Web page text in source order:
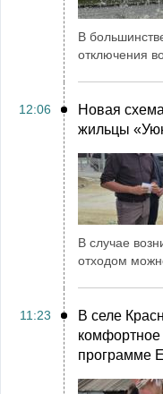
В
отключения
12:06
Новая
жильцы
В случае
отходом
11:23
В селе
программе